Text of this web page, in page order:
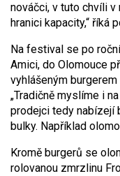
nováčci, v tuto chvíli
hranici kapacity,“ říká
Na festival se po
Amici, do Olomouce
vyhlášeným
„Tradičně myslíme i
prodejci tedy nabízejí
bulky. Například
Kromě burgerů se
rolovanou zmrzlinu